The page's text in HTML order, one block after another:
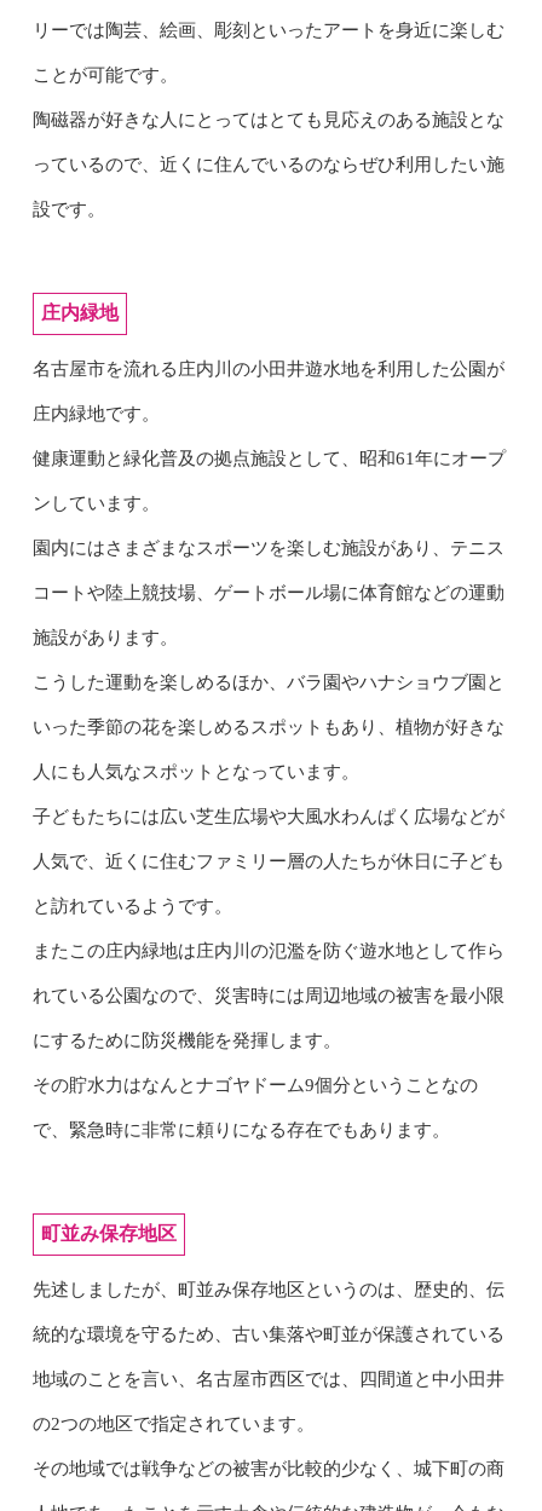
リーでは陶芸、絵画、彫刻といったアートを身近に楽しむ
ことが可能です。
陶磁器が好きな人にとってはとても見応えのある施設とな
っているので、近くに住んでいるのならぜひ利用したい施
設です。
庄内緑地
名古屋市を流れる庄内川の小田井遊水地を利用した公園が
庄内緑地です。
健康運動と緑化普及の拠点施設として、昭和61年にオープ
ンしています。
園内にはさまざまなスポーツを楽しむ施設があり、テニス
コートや陸上競技場、ゲートボール場に体育館などの運動
施設があります。
こうした運動を楽しめるほか、バラ園やハナショウブ園と
いった季節の花を楽しめるスポットもあり、植物が好きな
人にも人気なスポットとなっています。
子どもたちには広い芝生広場や大風水わんぱく広場などが
人気で、近くに住むファミリー層の人たちが休日に子ども
と訪れているようです。
またこの庄内緑地は庄内川の氾濫を防ぐ遊水地として作ら
れている公園なので、災害時には周辺地域の被害を最小限
にするために防災機能を発揮します。
その貯水力はなんとナゴヤドーム9個分ということなの
で、緊急時に非常に頼りになる存在でもあります。
町並み保存地区
先述しましたが、町並み保存地区というのは、歴史的、伝
統的な環境を守るため、古い集落や町並が保護されている
地域のことを言い、名古屋市西区では、四間道と中小田井
の2つの地区で指定されています。
その地域では戦争などの被害が比較的少なく、城下町の商